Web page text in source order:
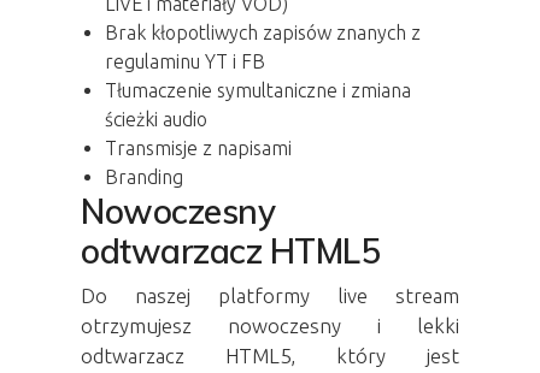
Brak kłopotliwych zapisów znanych z
regulaminu YT i FB
Tłumaczenie symultaniczne i zmiana
ścieżki audio
Transmisje z napisami
Branding
Nowoczesny
odtwarzacz HTML5
Do naszej platformy live stream
otrzymujesz nowoczesny i lekki
odtwarzacz HTML5, który jest